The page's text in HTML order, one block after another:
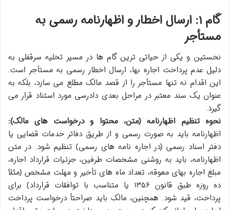
گام ۱: ارسال اخطار و اظهارنامه رسمی به
مستأجر
نخستین و یکی از حیاتی ترین گام ها در مسیر تخلیه سرقفلی به
دلیل عدم پرداخت اجاره بها، ارسال اخطار رسمی به مستأجر است.
این اقدام نه تنها مستأجر را از قصد مالک مطلع می سازد، بلکه به
عنوان یک سند معتبر در مراحل بعدی دادرسی مورد استناد قرار می
گیرد.
نحوه تنظیم اظهارنامه (متن، محتوا و درخواست های مالک):
اظهارنامه باید به صورت رسمی و از طریق دفاتر خدمات قضایی یا
دفتر اسناد رسمی (در اجاره نامه های رسمی) تنظیم شود. در متن
اظهارنامه، باید به روشنی مشخصات طرفین، جزئیات قرارداد اجاره،
مبلغ اجاره بهای معوقه، تعداد ماه های تأخیر و مهلت مشخص (مثلاً
ده روزه طبق قانون ۱۳۵۶ یا متناسب با توافقات قرارداد) برای
پرداخت، قید شود. همچنین، مالک باید صراحتاً درخواست پرداخت